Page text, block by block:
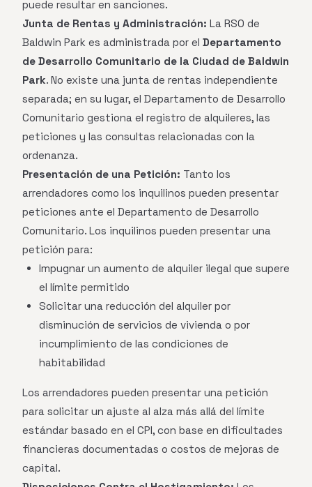
puede resultar en sanciones.
Junta de Rentas y Administración: La RSO de
Baldwin Park es administrada por el Departamento
de Desarrollo Comunitario de la Ciudad de Baldwin
Park. No existe una junta de rentas independiente
separada; en su lugar, el Departamento de Desarrollo
Comunitario gestiona el registro de alquileres, las
peticiones y las consultas relacionadas con la
ordenanza.
Presentación de una Petición: Tanto los
arrendadores como los inquilinos pueden presentar
peticiones ante el Departamento de Desarrollo
Comunitario. Los inquilinos pueden presentar una
petición para:
Impugnar un aumento de alquiler ilegal que supere
el límite permitido
Solicitar una reducción del alquiler por
disminución de servicios de vivienda o por
incumplimiento de las condiciones de
habitabilidad
Los arrendadores pueden presentar una petición
para solicitar un ajuste al alza más allá del límite
estándar basado en el CPI, con base en dificultades
financieras documentadas o costos de mejoras de
capital.